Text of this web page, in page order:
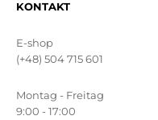
KONTAKT
E-shop
(+48) 504 715 601
Montag - Freitag
9:00 - 17:00